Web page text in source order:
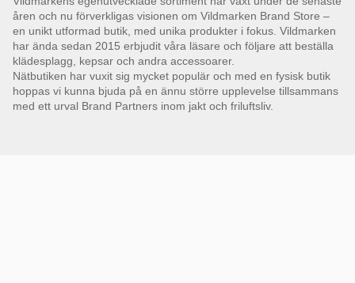
åren och nu förverkligas visionen om Vildmarken Brand Store –
en unikt utformad butik, med unika produkter i fokus. Vildmarken
har ända sedan 2015 erbjudit våra läsare och följare att beställa
klädesplagg, kepsar och andra accessoarer.
Nätbutiken har vuxit sig mycket populär och med en fysisk butik
hoppas vi kunna bjuda på en ännu större upplevelse tillsammans
med ett urval Brand Partners inom jakt och friluftsliv.